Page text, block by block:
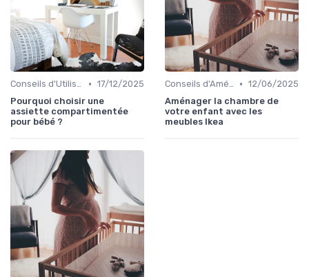
Conseils d'Utilisation Sécurisée • 17/12/2025
Pourquoi choisir une
assiette compartimentée
pour bébé ?
Conseils d'Aménagement de Chambre d'Enfant • 12/06/2025
Aménager la chambre de
votre enfant avec les
meubles Ikea